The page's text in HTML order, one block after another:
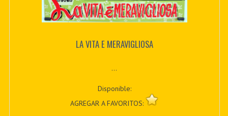
LA VITA E MERAVIGLIOSA
...
Disponible:
AGREGAR A FAVORITOS: